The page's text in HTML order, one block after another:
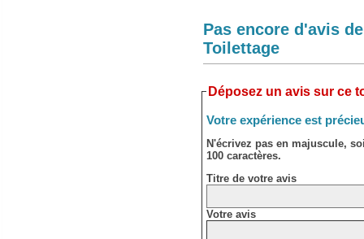
Pas encore d'avis
Toilettage
Déposez un avis sur ce
Votre expérience est
N'écrivez pas en majuscule,
100 caractères.
Titre de votre avis
Votre avis